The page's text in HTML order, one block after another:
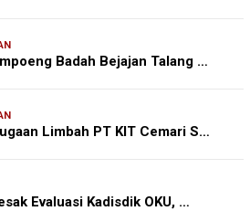
Badah Bejajan Talang …
Limbah PT KIT Cemari S…
Evaluasi Kadisdik OKU, …